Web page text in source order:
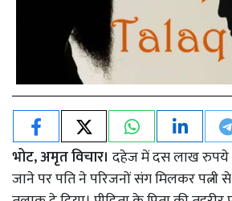
भोट, अमृत विचार। दहेज में दस लाख रुपये
जाने पर पति ने परिजनों संग मिलकर पत्नी